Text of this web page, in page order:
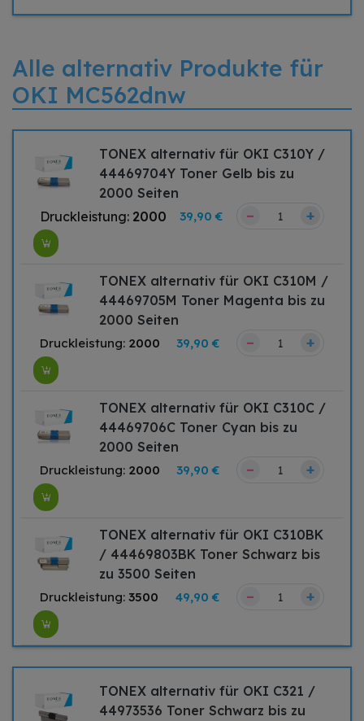
Alle alternativ Produkte für
OKI MC562dnw
TONEX alternativ für OKI C310Y /
44469704Y Toner Gelb bis zu
2000 Seiten
Druckleistung: 2000 39,90 € – +
TONEX alternativ für OKI C310M /
44469705M Toner Magenta bis zu
2000 Seiten
Druckleistung: 2000 39,90 € – +
TONEX alternativ für OKI C310C /
44469706C Toner Cyan bis zu
2000 Seiten
Druckleistung: 2000 39,90 € – +
TONEX alternativ für OKI C310BK
/ 44469803BK Toner Schwarz bis
zu 3500 Seiten
Druckleistung: 3500 49,90 € – +
TONEX alternativ für OKI C321 /
44973536 Toner Schwarz bis zu